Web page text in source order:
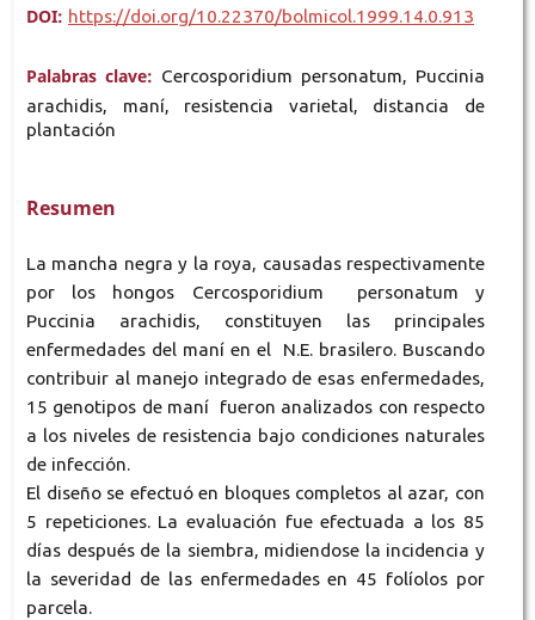
DOI: https://doi.org/10.22370/bolmicol.1999.14.0.913
Palabras clave: Cercosporidium personatum, Puccinia
arachidis, maní, resistencia varietal, distancia de
plantación
Resumen
La mancha negra y la roya, causadas respectivamente
por los hongos Cercosporidium personatum y
Puccinia arachidis, constituyen las principales
enfermedades del maní en el N.E. brasilero. Buscando
contribuir al manejo integrado de esas enfermedades,
15 genotipos de maní fueron analizados con respecto
a los niveles de resistencia bajo condiciones naturales
de infección.
El diseño se efectuó en bloques completos al azar, con
5 repeticiones. La evaluación fue efectuada a los 85
días después de la siembra, midiendose la incidencia y
la severidad de las enfermedades en 45 folíolos por
parcela.